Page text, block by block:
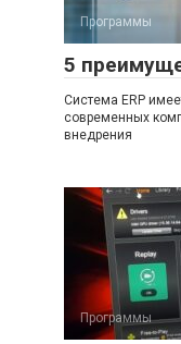
Программы
5
Система ERP
современных
внедрения
Программы